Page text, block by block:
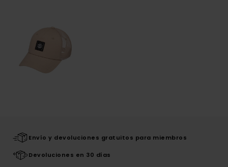
Envío y devoluciones gratuitos para miembros
Devoluciones en 30 días